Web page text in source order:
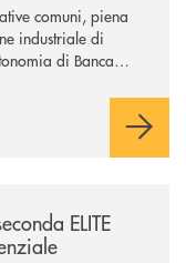
comuni, piena
industriale di
di Banca
dell’operazione.
ELITE